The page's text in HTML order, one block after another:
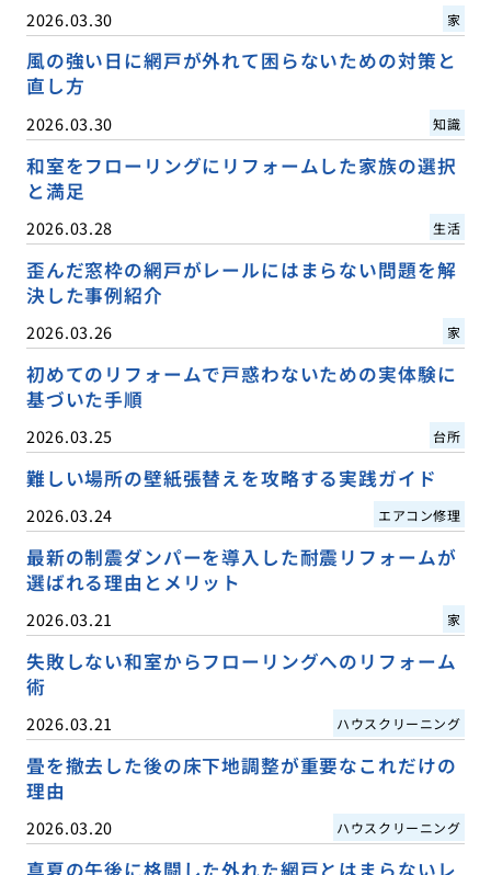
2026.03.30 家
風の強い日に網戸が外れて困らないための対策と
直し方
2026.03.30 知識
和室をフローリングにリフォームした家族の選択
と満足
2026.03.28 生活
歪んだ窓枠の網戸がレールにはまらない問題を解
決した事例紹介
2026.03.26 家
初めてのリフォームで戸惑わないための実体験に
基づいた手順
2026.03.25 台所
難しい場所の壁紙張替えを攻略する実践ガイド
2026.03.24 エアコン修理
最新の制震ダンパーを導入した耐震リフォームが
選ばれる理由とメリット
2026.03.21 家
失敗しない和室からフローリングへのリフォーム
術
2026.03.21 ハウスクリーニング
畳を撤去した後の床下地調整が重要なこれだけの
理由
2026.03.20 ハウスクリーニング
真夏の午後に格闘した外れた網戸とはまらないレ